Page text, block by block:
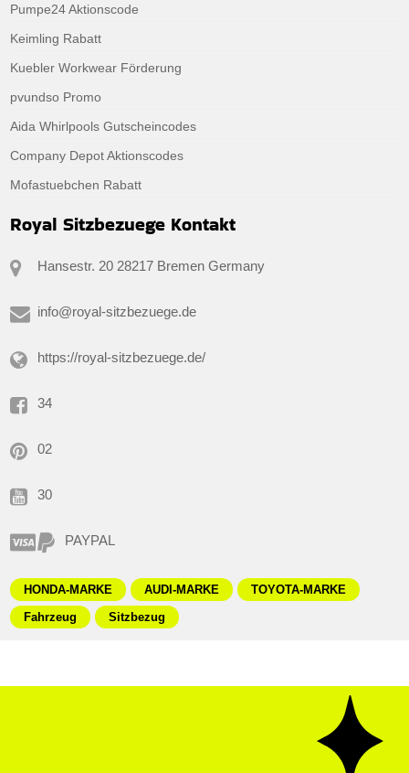
Pumpe24 Aktionscode
Keimling Rabatt
Kuebler Workwear Förderung
pvundso Promo
Aida Whirlpools Gutscheincodes
Company Depot Aktionscodes
Mofastuebchen Rabatt
Royal Sitzbezuege Kontakt
Hansestr. 20 28217 Bremen Germany
info@royal-sitzbezuege.de
https://royal-sitzbezuege.de/
34
02
30
PAYPAL
HONDA-MARKE AUDI-MARKE
TOYOTA-MARKE
Fahrzeug
Sitzbezug